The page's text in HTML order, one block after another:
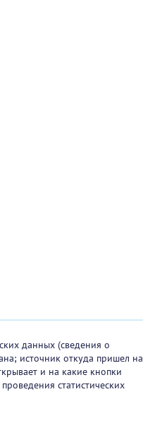
данных (сведения о
источник откуда пришел на
и на какие кнопки
статистических